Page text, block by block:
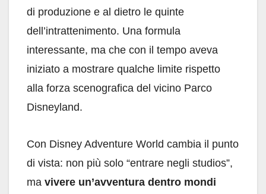
di produzione e al dietro le quinte
dell’intrattenimento. Una formula
interessante, ma che con il tempo aveva
iniziato a mostrare qualche limite rispetto
alla forza scenografica del vicino Parco
Disneyland.
Con Disney Adventure World cambia il punto
di vista: non più solo “entrare negli studios”,
ma vivere un’avventura dentro mondi